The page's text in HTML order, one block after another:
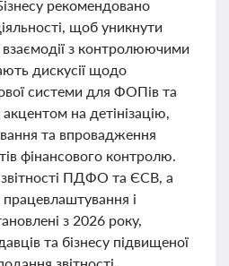
рекомендовано
щоб уникнути
взаємодії з контролюючими
дискусії щодо
системи для ФОПів та
на детінізацію,
та впровадження
фінансового контролю.
ПДФО та ЄСВ, а
і
з 2026 року,
та бізнесу підвищеної